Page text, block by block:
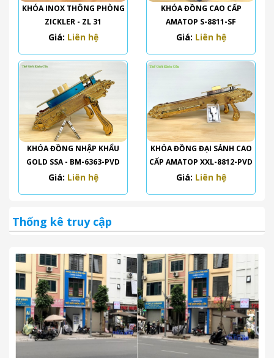
KHÓA INOX THÔNG PHÒNG
ZICKLER - ZL 31
Giá: Liên hệ
KHÓA ĐỒNG CAO CẤP
AMATOP S-8811-SF
Giá: Liên hệ
KHÓA ĐỒNG NHẬP KHẨU
GOLD SSA - BM-6363-PVD
Giá: Liên hệ
KHÓA ĐỒNG ĐẠI SẢNH CAO
CẤP AMATOP XXL-8812-PVD
Giá: Liên hệ
Thống kê truy cập